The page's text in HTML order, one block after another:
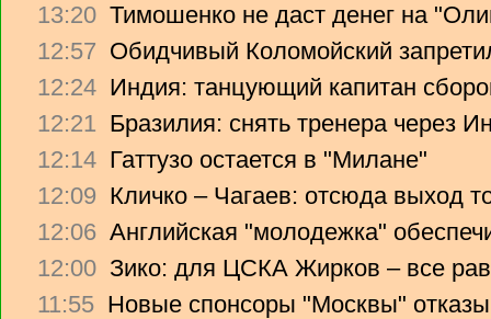
13:20 Тимошенко не даст денег на
12:57 Обидчивый Коломойский
12:24 Индия: танцующий капитан
12:21 Бразилия: снять тренера через
12:14 Гаттузо остается в "Милане"
12:09 Кличко – Чагаев: отсюда выход
12:06 Английская "молодежка"
12:00 Зико: для ЦСКА Жирков – все
11:55 Новые спонсоры "Москвы"